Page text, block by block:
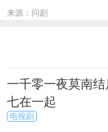
来源：问剧
一千零一夜莫南
七在一起
电视剧